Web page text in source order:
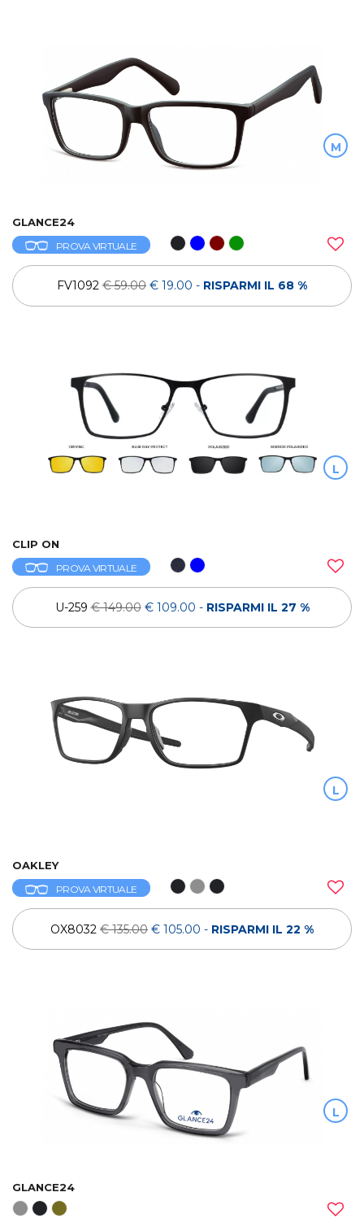
M
GLANCE24
PROVA VIRTUALE
FV1092 € 59.00 € 19.00 - RISPARMI IL 68 %
L
CLIP ON
PROVA VIRTUALE
U-259€ 149.00 € 109.00 - RISPARMI IL 27 %
L
OAKLEY
PROVA VIRTUALE
OX8032 € 135.00 € 105.00 - RISPARMI IL 22 %
L
GLANCE24